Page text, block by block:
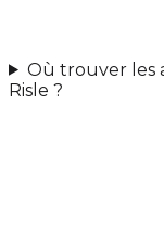
Où trouver les
Risle ?